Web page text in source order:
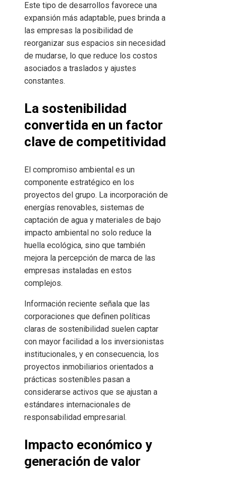
Este tipo de desarrollos favorece una
expansión más adaptable, pues brinda a
las empresas la posibilidad de
reorganizar sus espacios sin necesidad
de mudarse, lo que reduce los costos
asociados a traslados y ajustes
constantes.
La sostenibilidad
convertida en un factor
clave de competitividad
El compromiso ambiental es un
componente estratégico en los
proyectos del grupo. La incorporación de
energías renovables, sistemas de
captación de agua y materiales de bajo
impacto ambiental no solo reduce la
huella ecológica, sino que también
mejora la percepción de marca de las
empresas instaladas en estos
complejos.
Información reciente señala que las
corporaciones que definen políticas
claras de sostenibilidad suelen captar
con mayor facilidad a los inversionistas
institucionales, y en consecuencia, los
proyectos inmobiliarios orientados a
prácticas sostenibles pasan a
considerarse activos que se ajustan a
estándares internacionales de
responsabilidad empresarial.
Impacto económico y
generación de valor